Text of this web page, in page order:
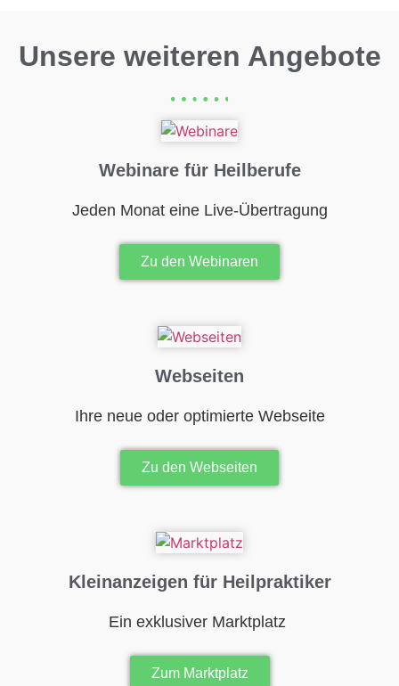
Unsere weiteren Angebote
Webinare für Heilberufe
Jeden Monat eine Live-Übertragung
Zu den Webinaren
Webseiten
Ihre neue oder optimierte Webseite
Zu den Webseiten
Kleinanzeigen für Heilpraktiker
Ein exklusiver Marktplatz
Zum Marktplatz